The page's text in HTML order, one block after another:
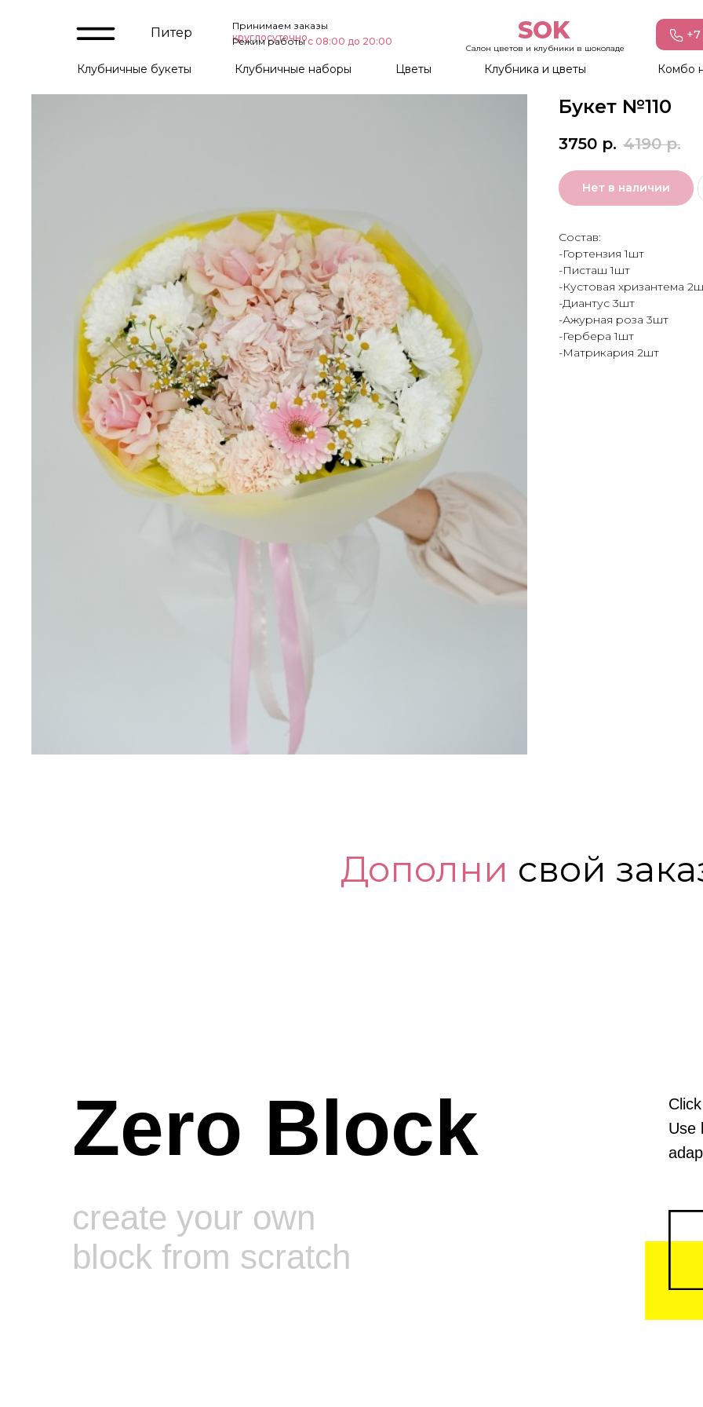
Клубничные букеты Клубничные наборы Цветы Комбо
Клубника и цветы
Принимаем заказы
круглосуточно
Салон цветов и клубники в шоколаде
SOK
Питер
Режим работыс 08:00 до 20:00 +7
Букет №110
3750 р. 4190 р.
Нет в наличии
Состав:
-Гортензия 1шт
-Писташ 1шт
-Кустовая хризантема
-Диантус 3шт
-Ажурная роза 3шт
-Гербера 1шт
-Матрикария 2шт
Дополни свой
Zero Block
Use
create your own
block from scratch